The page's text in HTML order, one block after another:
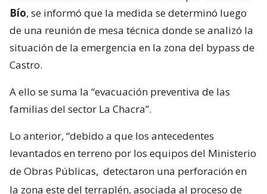
Bío, se informó que la medida se determinó luego
de una reunión de mesa técnica donde se analizó la
situación de la emergencia en la zona del bypass de
Castro.
A ello se suma la “evacuación preventiva de las
familias del sector La Chacra”.
Lo anterior, “debido a que los antecedentes
levantados en terreno por los equipos del Ministerio
de Obras Públicas, detectaron una perforación en
la zona este del terraplén, asociada al proceso de